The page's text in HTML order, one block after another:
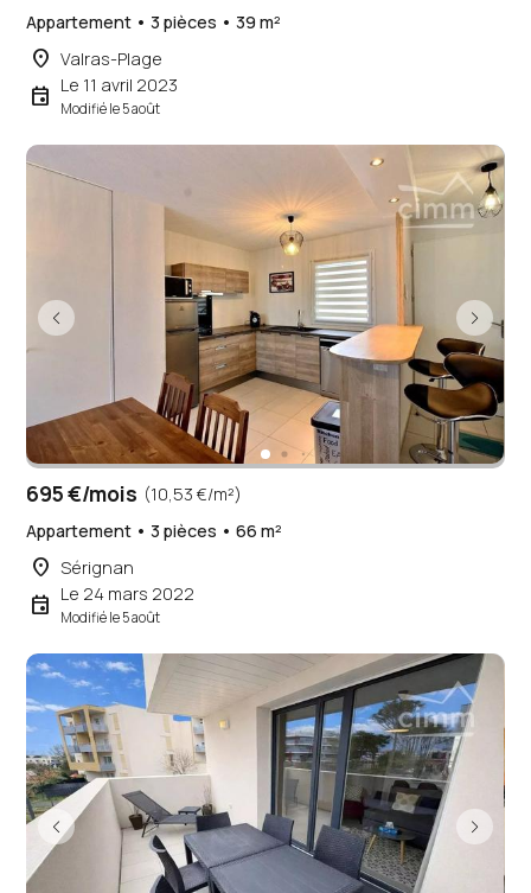
Appartement • 3 pièces • 39 m²
place Valras-Plage
event Le 11 avril 2023
Modifié le 5 août
695 €/mois (10,53 €/m²)
Appartement • 3 pièces • 66 m²
place Sérignan
event Le 24 mars 2022
Modifié le 5 août